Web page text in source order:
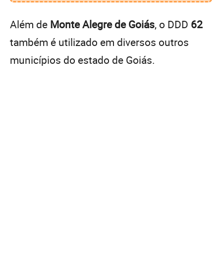
Além de Monte Alegre de Goiás, o DDD 62
também é utilizado em diversos outros
municípios do estado de Goiás.